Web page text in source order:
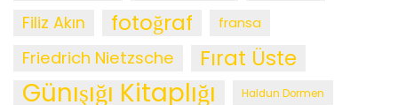
Filiz Akın fotoğraf fransa
Friedrich Nietzsche Fırat Üste
Günışığı Kitaplığı Haldun Dormen